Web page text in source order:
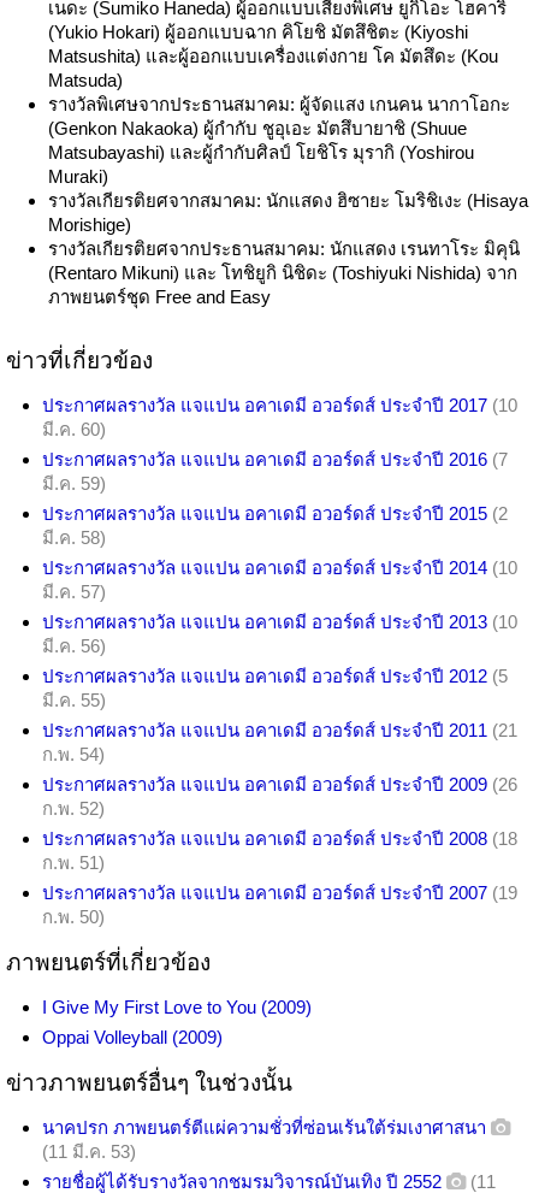
เนดะ (Sumiko Haneda) ผู้ออกแบบเสียงพิเศษ ยูกิโอะ โฮคาริ
(Yukio Hokari) ผู้ออกแบบฉาก คิโยชิ มัตสึชิตะ (Kiyoshi
Matsushita) และผู้ออกแบบเครื่องแต่งกาย โค มัตสึดะ (Kou
Matsuda)
รางวัลพิเศษจากประธานสมาคม: ผู้จัดแสง เกนคน นากาโอกะ
(Genkon Nakaoka) ผู้กำกับ ชูอุเอะ มัตสึบายาชิ (Shuue
Matsubayashi) และผู้กำกับศิลป์ โยชิโร มุรากิ (Yoshirou
Muraki)
รางวัลเกียรติยศจากสมาคม: นักแสดง ฮิซายะ โมริชิเงะ (Hisaya
Morishige)
รางวัลเกียรติยศจากประธานสมาคม: นักแสดง เรนทาโระ มิคุนิ
(Rentaro Mikuni) และ โทชิยูกิ นิชิดะ (Toshiyuki Nishida) จาก
ภาพยนตร์ชุด Free and Easy
ข่าวที่เกี่ยวข้อง
ประกาศผลรางวัล แจแปน อคาเดมี อวอร์ดส์ ประจำปี 2017 (10
มี.ค. 60)
ประกาศผลรางวัล แจแปน อคาเดมี อวอร์ดส์ ประจำปี 2016 (7
มี.ค. 59)
ประกาศผลรางวัล แจแปน อคาเดมี อวอร์ดส์ ประจำปี 2015 (2
มี.ค. 58)
ประกาศผลรางวัล แจแปน อคาเดมี อวอร์ดส์ ประจำปี 2014 (10
มี.ค. 57)
ประกาศผลรางวัล แจแปน อคาเดมี อวอร์ดส์ ประจำปี 2013 (10
มี.ค. 56)
ประกาศผลรางวัล แจแปน อคาเดมี อวอร์ดส์ ประจำปี 2012 (5
มี.ค. 55)
ประกาศผลรางวัล แจแปน อคาเดมี อวอร์ดส์ ประจำปี 2011 (21
ก.พ. 54)
ประกาศผลรางวัล แจแปน อคาเดมี อวอร์ดส์ ประจำปี 2009 (26
ก.พ. 52)
ประกาศผลรางวัล แจแปน อคาเดมี อวอร์ดส์ ประจำปี 2008 (18
ก.พ. 51)
ประกาศผลรางวัล แจแปน อคาเดมี อวอร์ดส์ ประจำปี 2007 (19
ก.พ. 50)
ภาพยนตร์ที่เกี่ยวข้อง
I Give My First Love to You (2009)
Oppai Volleyball (2009)
ข่าวภาพยนตร์อื่นๆ ในช่วงนั้น
นาคปรก ภาพยนตร์ตีแผ่ความชั่วที่ซ่อนเร้นใต้ร่มเงาศาสนา
(11 มี.ค. 53)
รายชื่อผู้ได้รับรางวัลจากชมรมวิจารณ์บันเทิง ปี 2552
(11